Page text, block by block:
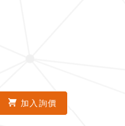
加入詢價